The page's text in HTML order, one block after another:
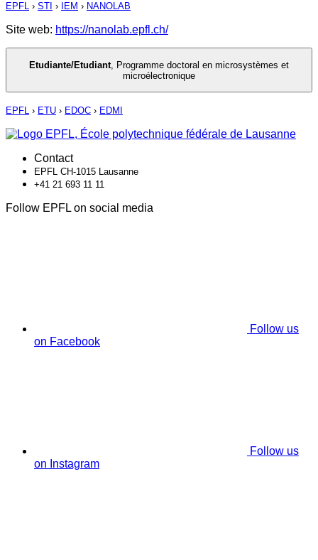
EPFL › STI › IEM › NANOLAB
Site web: https://nanolab.epfl.ch/
Etudiante/Etudiant Programme doctoral en microsystèmes et
microélectronique
EPFL › ETU › EDOC › EDMI
Contact
EPFL CH-1015 Lausanne
+41 21 693 11 11
Follow EPFL on social media
Follow us
on Facebook
Follow us
on Instagram